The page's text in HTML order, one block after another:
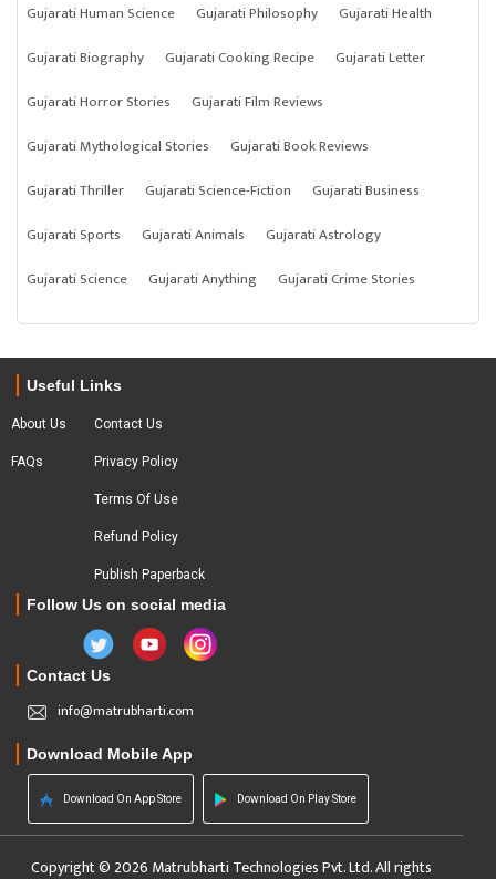
Gujarati Human Science
Gujarati Philosophy
Gujarati Health
Gujarati Biography
Gujarati Cooking Recipe
Gujarati Letter
Gujarati Horror Stories
Gujarati Film Reviews
Gujarati Mythological Stories
Gujarati Book Reviews
Gujarati Thriller
Gujarati Science-Fiction
Gujarati Business
Gujarati Sports
Gujarati Animals
Gujarati Astrology
Gujarati Science
Gujarati Anything Gujarati Crime Stories
Useful Links
About Us
FAQs
Contact Us
Privacy Policy
Terms Of Use
Refund Policy
Publish Paperback
Follow Us on social media
Contact Us
info@matrubharti.com
Download Mobile App
Download On App Store Download On Play Store
Copyright © 2026 Matrubharti Technologies Pvt. Ltd. All rights